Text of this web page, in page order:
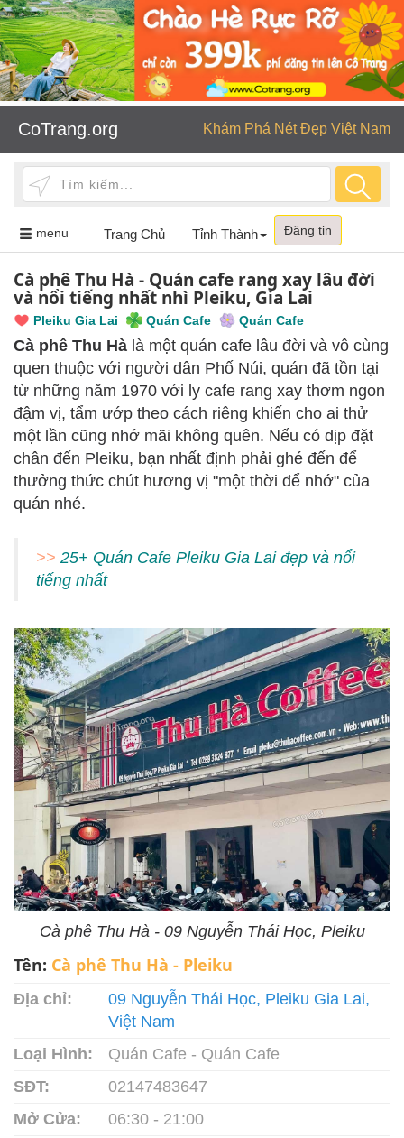
CoTrang.org Khám Phá Nét Đẹp Việt Nam
menu Toggle
navigation
Trang Chủ Tỉnh Thành Đăng tin
Cà phê Thu Hà - Quán cafe rang xay lâu đời
và nổi tiếng nhất nhì Pleiku, Gia Lai
Pleiku Gia Lai Quán Cafe Quán Cafe
Cà phê Thu Hà là một quán cafe lâu đời và vô cùng
quen thuộc với người dân Phố Núi, quán đã tồn tại
từ những năm 1970 với ly cafe rang xay thơm ngon
đậm vị, tẩm ướp theo cách riêng khiến cho ai thử
một lần cũng nhớ mãi không quên. Nếu có dịp đặt
chân đến Pleiku, bạn nhất định phải ghé đến để
thưởng thức chút hương vị "một thời để nhớ" của
quán nhé.
>> 25+ Quán Cafe Pleiku Gia Lai đẹp và nổi
tiếng nhất
Cà phê Thu Hà - 09 Nguyễn Thái Học, Pleiku
Tên: Cà phê Thu Hà - Pleiku
Địa chỉ:
09 Nguyễn Thái Học, Pleiku Gia Lai,
Việt Nam
Loại Hình:
Quán Cafe - Quán Cafe
SĐT:
02147483647
Mở Cửa:
06:30 - 21:00